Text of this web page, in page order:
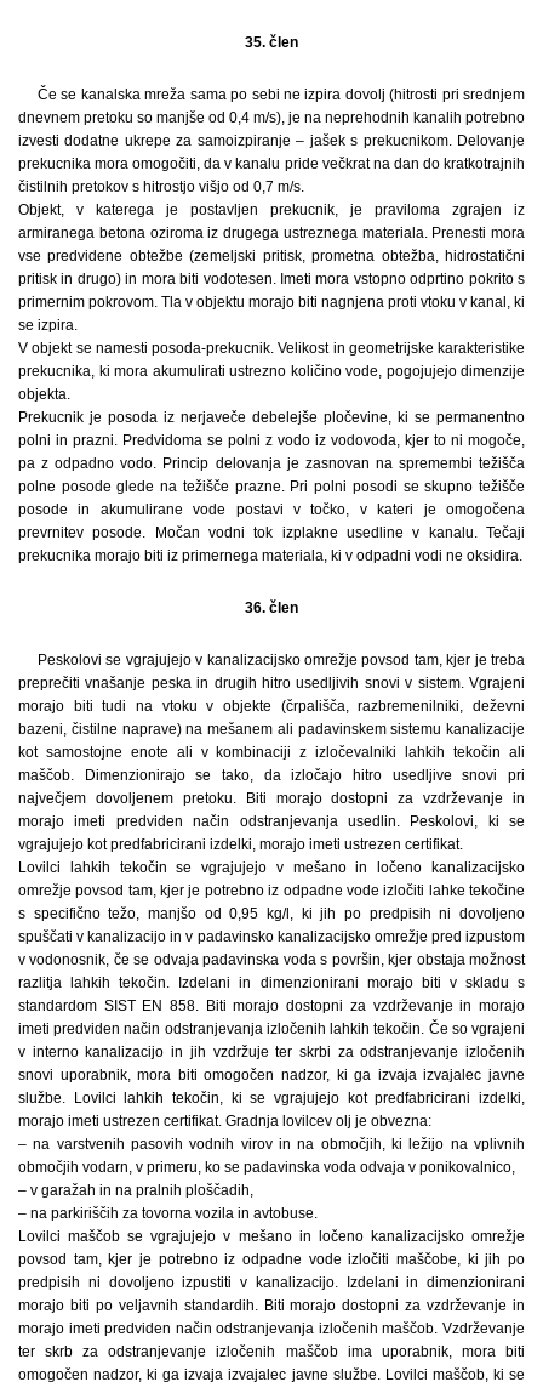
35. člen
Če se kanalska mreža sama po sebi ne izpira dovolj (hitrosti pri srednjem
dnevnem pretoku so manjše od 0,4 m/s), je na neprehodnih kanalih potrebno
izvesti dodatne ukrepe za samoizpiranje – jašek s prekucnikom. Delovanje
prekucnika mora omogočiti, da v kanalu pride večkrat na dan do kratkotrajnih
čistilnih pretokov s hitrostjo višjo od 0,7 m/s.
Objekt, v katerega je postavljen prekucnik, je praviloma zgrajen iz
armiranega betona oziroma iz drugega ustreznega materiala. Prenesti mora
vse predvidene obtežbe (zemeljski pritisk, prometna obtežba, hidrostatični
pritisk in drugo) in mora biti vodotesen. Imeti mora vstopno odprtino pokrito s
primernim pokrovom. Tla v objektu morajo biti nagnjena proti vtoku v kanal, ki
se izpira.
V objekt se namesti posoda-prekucnik. Velikost in geometrijske karakteristike
prekucnika, ki mora akumulirati ustrezno količino vode, pogojujejo dimenzije
objekta.
Prekucnik je posoda iz nerjaveče debelejše pločevine, ki se permanentno
polni in prazni. Predvidoma se polni z vodo iz vodovoda, kjer to ni mogoče,
pa z odpadno vodo. Princip delovanja je zasnovan na spremembi težišča
polne posode glede na težišče prazne. Pri polni posodi se skupno težišče
posode in akumulirane vode postavi v točko, v kateri je omogočena
prevrnitev posode. Močan vodni tok izplakne usedline v kanalu. Tečaji
prekucnika morajo biti iz primernega materiala, ki v odpadni vodi ne oksidira.
36. člen
Peskolovi se vgrajujejo v kanalizacijsko omrežje povsod tam, kjer je treba
preprečiti vnašanje peska in drugih hitro usedljivih snovi v sistem. Vgrajeni
morajo biti tudi na vtoku v objekte (črpališča, razbremenilniki, deževni
bazeni, čistilne naprave) na mešanem ali padavinskem sistemu kanalizacije
kot samostojne enote ali v kombinaciji z izločevalniki lahkih tekočin ali
maščob. Dimenzionirajo se tako, da izločajo hitro usedljive snovi pri
največjem dovoljenem pretoku. Biti morajo dostopni za vzdrževanje in
morajo imeti predviden način odstranjevanja usedlin. Peskolovi, ki se
vgrajujejo kot predfabricirani izdelki, morajo imeti ustrezen certifikat.
Lovilci lahkih tekočin se vgrajujejo v mešano in ločeno kanalizacijsko
omrežje povsod tam, kjer je potrebno iz odpadne vode izločiti lahke tekočine
s specifično težo, manjšo od 0,95 kg/l, ki jih po predpisih ni dovoljeno
spuščati v kanalizacijo in v padavinsko kanalizacijsko omrežje pred izpustom
v vodonosnik, če se odvaja padavinska voda s površin, kjer obstaja možnost
razlitja lahkih tekočin. Izdelani in dimenzionirani morajo biti v skladu s
standardom SIST EN 858. Biti morajo dostopni za vzdrževanje in morajo
imeti predviden način odstranjevanja izločenih lahkih tekočin. Če so vgrajeni
v interno kanalizacijo in jih vzdržuje ter skrbi za odstranjevanje izločenih
snovi uporabnik, mora biti omogočen nadzor, ki ga izvaja izvajalec javne
službe. Lovilci lahkih tekočin, ki se vgrajujejo kot predfabricirani izdelki,
morajo imeti ustrezen certifikat. Gradnja lovilcev olj je obvezna:
– na varstvenih pasovih vodnih virov in na območjih, ki ležijo na vplivnih
območjih vodarn, v primeru, ko se padavinska voda odvaja v ponikovalnico,
– v garažah in na pralnih ploščadih,
– na parkiriščih za tovorna vozila in avtobuse.
Lovilci maščob se vgrajujejo v mešano in ločeno kanalizacijsko omrežje
povsod tam, kjer je potrebno iz odpadne vode izločiti maščobe, ki jih po
predpisih ni dovoljeno izpustiti v kanalizacijo. Izdelani in dimenzionirani
morajo biti po veljavnih standardih. Biti morajo dostopni za vzdrževanje in
morajo imeti predviden način odstranjevanja izločenih maščob. Vzdrževanje
ter skrb za odstranjevanje izločenih maščob ima uporabnik, mora biti
omogočen nadzor, ki ga izvaja izvajalec javne službe. Lovilci maščob, ki se